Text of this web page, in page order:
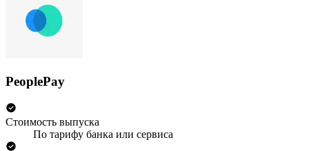
PeoplePay
Стоимость выпуска
По тарифу банка или сервиса